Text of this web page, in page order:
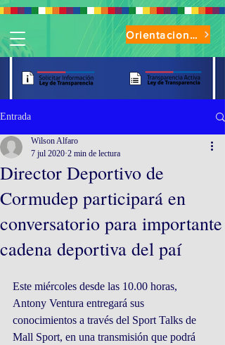
Orientaciones de Uso Parque Oasis
Entrada
Director Deportivo de
Cormudep participará en
conversatorio para importante
cadena deportiva del paí
Wilson Alfaro
7 jul 2020 2 min de lectura
Este miércoles desde las 10.00 horas,
Antony Ventura entregará sus
conocimientos a través del Sport Talks de
Mall Sport, en una transmisión que podrá